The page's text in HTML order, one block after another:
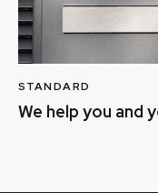
STANDARD
We help you and